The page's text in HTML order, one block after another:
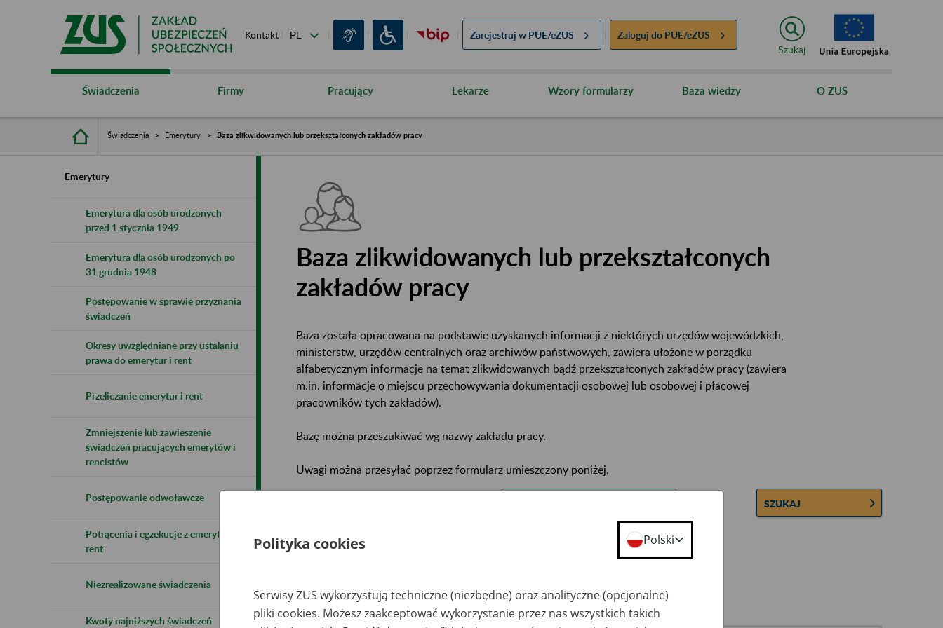
Kontakt Zarejestruj w PUE/eZUS Zaloguj do PUE/eZUS
Szukaj
Świadczenia Firmy Pracujący Lekarze Wzory formularzy Baza wiedzy O ZUS
Świadczenia Emerytury Baza zlikwidowanych lub przekształconych zakładów pracy
Emerytury
Emerytura dla osób urodzonych
przed 1 stycznia 1949
Emerytura dla osób urodzonych po
31 grudnia 1948
Postępowanie w sprawie przyznania
świadczeń
Okresy uwzględniane przy ustalaniu
prawa do emerytur i rent
Przeliczanie emerytur i rent
Zmniejszenie lub zawieszenie
świadczeń pracujących emerytów i
rencistów
Postępowanie odwoławcze
Potrącenia i egzekucje z emerytur i
rent
Niezrealizowane świadczenia
Kwoty najniższych świadczeń
Baza zlikwidowanych lub przekształconych
zakładów pracy
Baza została opracowana na podstawie uzyskanych informacji z niektórych urzędów wojewódzkich,
ministerstw, urzędów centralnych oraz archiwów państwowych, zawiera ułożone w porządku
alfabetycznym informacje na temat zlikwidowanych bądź przekształconych zakładów pracy (zawiera
m.in. informacje o miejscu przechowywania dokumentacji osobowej lub osobowej i płacowej
pracowników tych zakładów).
Bazę można przeszukiwać wg nazwy zakładu pracy.
Uwagi można przesyłać poprzez formularz umieszczony poniżej.
SZUKAJ
Ukryj wszystkie pozycje bazy
Polityka cookies Polski
Serwisy ZUS wykorzystują techniczne (niezbędne) oraz analityczne (opcjonalne)
pliki cookies. Możesz zaakceptować wykorzystanie przez nas wszystkich takich